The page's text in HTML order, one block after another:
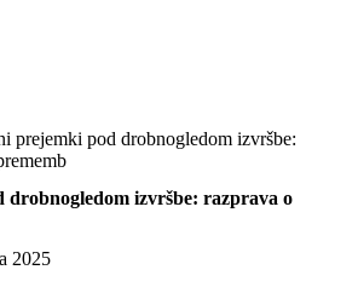
prejemki pod drobnogledom izvršbe:
drobnogledom izvršbe: razprava o
2025